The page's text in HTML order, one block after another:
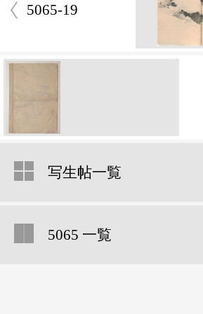
5065-19
写生帖一覧
5065 一覧